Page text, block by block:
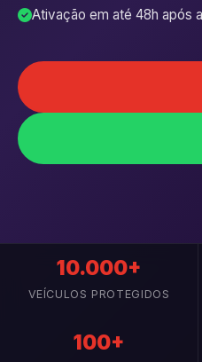
Ativação em até 48h após
10.000+
VEÍCULOS PROTEGIDOS
100+